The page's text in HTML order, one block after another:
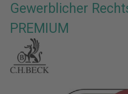
Gewerblicher
PREMIUM